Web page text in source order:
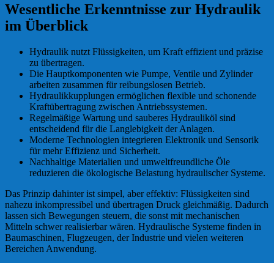
Wesentliche Erkenntnisse zur Hydraulik
im Überblick
Hydraulik nutzt Flüssigkeiten, um Kraft effizient und präzise
zu übertragen.
Die Hauptkomponenten wie Pumpe, Ventile und Zylinder
arbeiten zusammen für reibungslosen Betrieb.
Hydraulikkupplungen ermöglichen flexible und schonende
Kraftübertragung zwischen Antriebssystemen.
Regelmäßige Wartung und sauberes Hydrauliköl sind
entscheidend für die Langlebigkeit der Anlagen.
Moderne Technologien integrieren Elektronik und Sensorik
für mehr Effizienz und Sicherheit.
Nachhaltige Materialien und umweltfreundliche Öle
reduzieren die ökologische Belastung hydraulischer Systeme.
Das Prinzip dahinter ist simpel, aber effektiv: Flüssigkeiten sind
nahezu inkompressibel und übertragen Druck gleichmäßig. Dadurch
lassen sich Bewegungen steuern, die sonst mit mechanischen
Mitteln schwer realisierbar wären. Hydraulische Systeme finden in
Baumaschinen, Flugzeugen, der Industrie und vielen weiteren
Bereichen Anwendung.